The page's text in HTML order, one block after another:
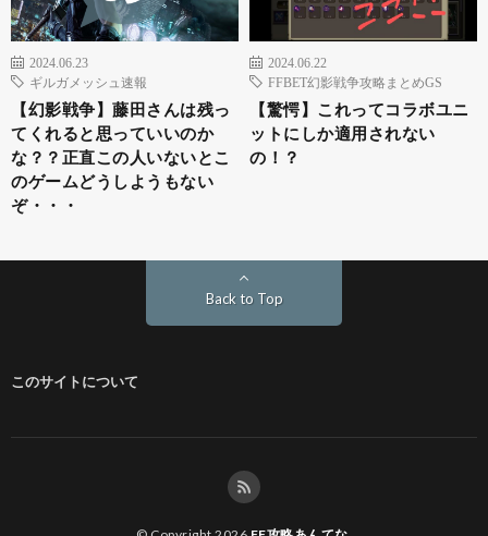
2024.06.23
ギルガメッシュ速報
【幻影戦争】藤田さんは残っ
てくれると思っていいのか
な？？正直この人いないとこ
のゲームどうしようもない
ぞ・・・
2024.06.22
FFBET幻影戦争攻略まとめGS
【驚愕】これってコラボユニ
ットにしか適用されない
の！？
Back to Top
このサイトについて